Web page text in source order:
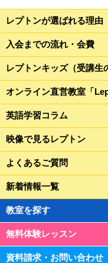
レプトンが選ばれる理由
入会までの流れ・会費
レプトンキッズ（受講生
オンライン直営教室「
英語学習コラム
映像で見るレプトン
よくあるご質問
新着情報一覧
教室を探す
無料体験レッスン
資料請求・お問い合わせ